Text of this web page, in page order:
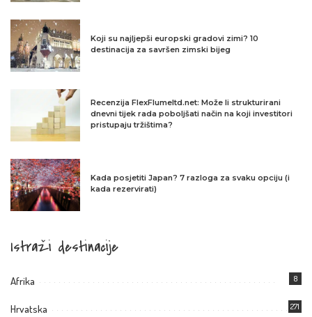
Koji su najljepši europski gradovi zimi? 10
destinacija za savršen zimski bijeg
Recenzija FlexFlumeltd.net: Može li strukturirani
dnevni tijek rada poboljšati način na koji investitori
pristupaju tržištima?
Kada posjetiti Japan? 7 razloga za svaku opciju (i
kada rezervirati)
Istraži destinacije
Afrika 8
Hrvatska 271